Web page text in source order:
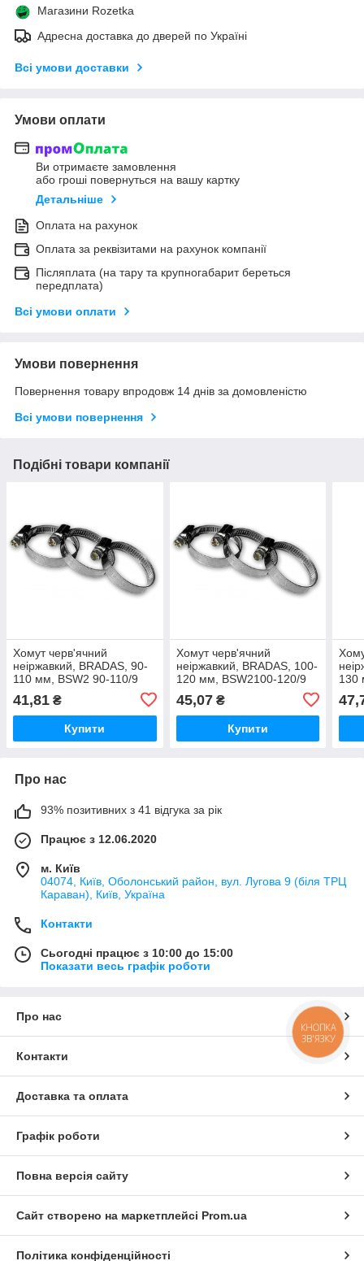
Магазини Rozetka
Адресна доставка до дверей по Україні
Всі умови доставки
Умови оплати
Ви отримаєте замовлення
або гроші повернуться на вашу картку
Детальніше
Оплата на рахунок
Оплата за реквізитами на рахунок компанії
Післяплата (на тару та крупногабарит береться
передплата)
Всі умови оплати
Умови повернення
Повернення товару впродовж 14 днів за домовленістю
Всі умови повернення
Подібні товари компанії
Хомут черв'ячний
неіржавкий, BRADAS, 90-
110 мм, BSW2 90-110/9
41,81 ₴
Купити
Хомут черв'ячний
неіржавкий, BRADAS, 100-
120 мм, BSW2100-120/9
45,07₴
Купити
130
Про нас
93% позитивних з 41 відгука за рік
Працює з 12.06.2020
м. Київ
04074, Київ, Оболонський район, вул. Лугова 9 (біля ТРЦ
Караван), Київ, Україна
Контакти
Сьогодні працює з 10:00 до 15:00
Показати весь графік роботи
Про нас
Контакти
Доставка та оплата
Графік роботи
Повна версія сайту
Сайт створено на маркетплейсі Prom.ua
Політика конфіденційності
КНОПКА
ЗВ'ЯЗКУ